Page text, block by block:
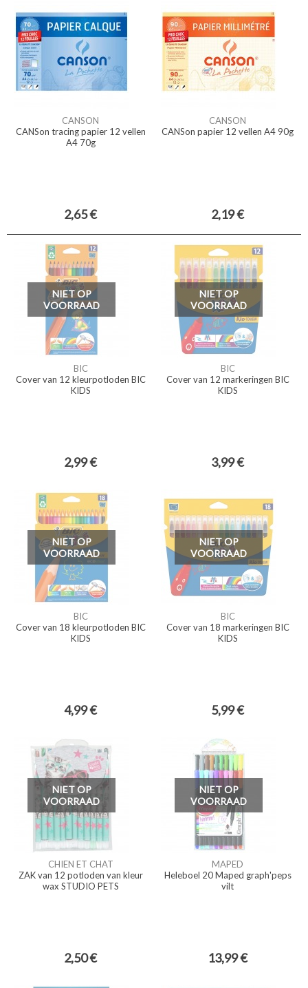
CANSON
CANSon tracing papier 12 vellen
A4 70g
2,65 €
CANSON
CANSon papier 12 vellen A4 90g
2,19 €
NIET OP
VOORRAAD
BIC
Cover van 12 kleurpotloden BIC
KIDS
2,99 €
NIET OP
VOORRAAD
BIC
Cover van 12 markeringen BIC
KIDS
3,99 €
NIET OP
VOORRAAD
BIC
Cover van 18 kleurpotloden BIC
KIDS
4,99 €
NIET OP
VOORRAAD
BIC
Cover van 18 markeringen BIC
KIDS
5,99 €
NIET OP
VOORRAAD
CHIEN ET CHAT
ZAK van 12 potloden van kleur
wax STUDIO PETS
2,50 €
NIET OP
VOORRAAD
MAPED
Heleboel 20 Maped graph'peps
vilt
13,99 €